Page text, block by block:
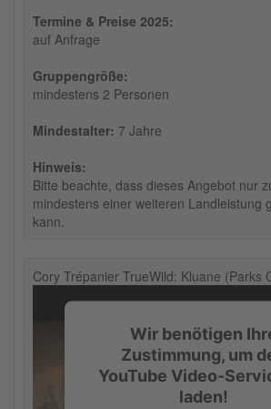
Termine & Preise 2025:
auf Anfrage
Gruppengröße:
mindestens 2 Personen
Mindestalter: 7 Jahre
Hinweis:
Bitte beachte, dass dieses Angebot nur
mindestens einer weiteren Landleistung
kann.
Cory Trépanier TrueWild: Kluane (Parks
Wir benötigen
Zustimmung, um
YouTube Video-
laden!